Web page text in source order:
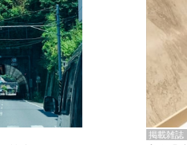
掲載雑誌
コとモダニズ
レポート記事が